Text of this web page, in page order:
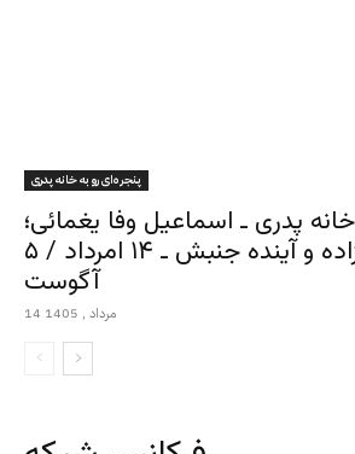
پنجره‌ای رو به خانه پدری
پدری ـ اسماعیل وفا یغمائی؛
جایگاه شاهزاده و آینده جنبش ـ ۱۴ امرداد / ۵
آگوست
14 مرداد , 1405